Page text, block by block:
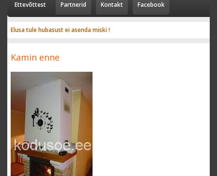
Ettevõttest Partnerid Kontakt Facebook
Elusa tule hubasust ei asenda miski !
Kamin enne